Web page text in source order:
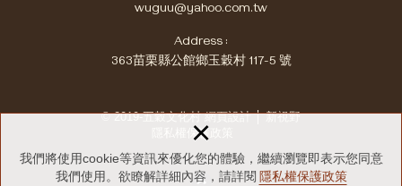
我們將使用cookie等資訊來優化您的體驗，繼續瀏覽即表示您同意
我們使用。欲瞭解詳細內容，請詳閱 隱私權保護政策
×
wuguu@yahoo.com.tw
Address :
363苗栗縣公館鄉玉穀村 117-5 號
© 2019-五穀文化村網頁設計 │ 新視野
隱私權保護政策